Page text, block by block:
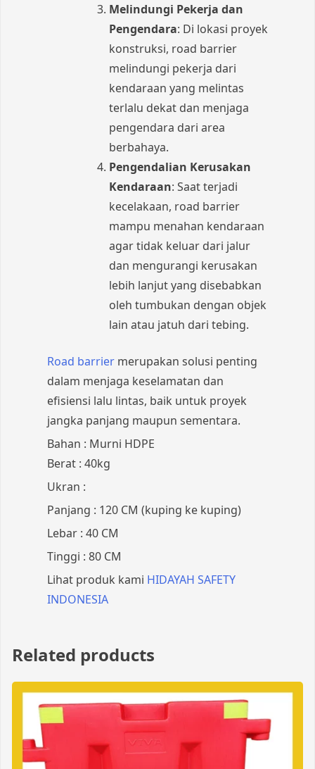
Melindungi Pekerja dan
Pengendara: Di lokasi proyek
konstruksi, road barrier
melindungi pekerja dari
kendaraan yang melintas
terlalu dekat dan menjaga
pengendara dari area
berbahaya.
Pengendalian Kerusakan
Kendaraan: Saat terjadi
kecelakaan, road barrier
mampu menahan kendaraan
agar tidak keluar dari jalur
dan mengurangi kerusakan
lebih lanjut yang disebabkan
oleh tumbukan dengan objek
lain atau jatuh dari tebing.
Road barrier merupakan solusi penting
dalam menjaga keselamatan dan
efisiensi lalu lintas, baik untuk proyek
jangka panjang maupun sementara.
Bahan : Murni HDPE
Berat : 40kg
Ukran :
Panjang : 120 CM (kuping ke kuping)
Lebar : 40 CM
Tinggi : 80 CM
Lihat produk kami HIDAYAH SAFETY
INDONESIA
Related products